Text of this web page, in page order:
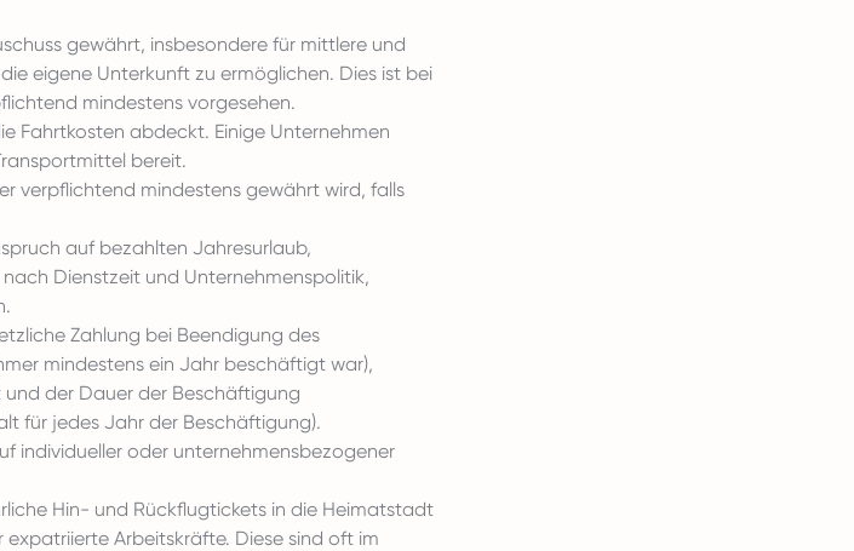
gewährt, insbesondere für mittlere und
eigene Unterkunft zu ermöglichen. Dies ist bei
mindestens vorgesehen.
Fahrtkosten abdeckt. Einige Unternehmen
bereit.
verpflichtend mindestens gewährt wird, falls
auf bezahlten Jahresurlaub,
Dienstzeit und Unternehmenspolitik,
Zahlung bei Beendigung des
mindestens ein Jahr beschäftigt war),
der Dauer der Beschäftigung
für jedes Jahr der Beschäftigung).
individueller oder unternehmensbezogener
Hin- und Rückflugtickets in die Heimatstadt
Arbeitskräfte. Diese sind oft im